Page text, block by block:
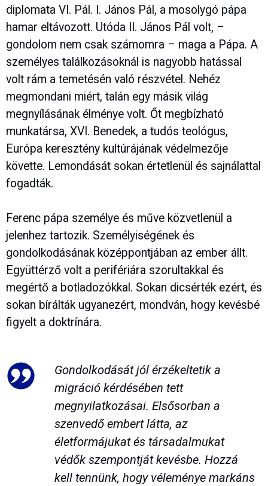
diplomata VI. Pál. I. János Pál, a mosolygó pápa
hamar eltávozott. Utóda II. János Pál volt, –
gondolom nem csak számomra – maga a Pápa. A
személyes találkozásoknál is nagyobb hatással
volt rám a temetésén való részvétel. Nehéz
megmondani miért, talán egy másik világ
megnyílásának élménye volt. Őt megbízható
munkatársa, XVI. Benedek, a tudós teológus,
Európa keresztény kultúrájának védelmezője
követte. Lemondását sokan értetlenül és sajnálattal
fogadták.
Ferenc pápa személye és műve közvetlenül a
jelenhez tartozik. Személyiségének és
gondolkodásának középpontjában az ember állt.
Együttérző volt a perifériára szorultakkal és
megértő a botladozókkal. Sokan dicsérték ezért, és
sokan bírálták ugyanezért, mondván, hogy kevésbé
figyelt a doktrínára.
Gondolkodását jól érzékeltetik a
migráció kérdésében tett
megnyilatkozásai. Elsősorban a
szenvedő embert látta, az
életformájukat és társadalmukat
védők szempontját kevésbe. Hozzá
kell tennünk, hogy véleménye markáns